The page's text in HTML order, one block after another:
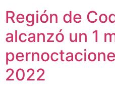
Región de
alcanzó un 1
2022